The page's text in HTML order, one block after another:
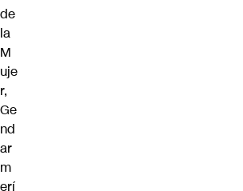
de
la
M
uje
r,
Ge
nd
ar
m
erí